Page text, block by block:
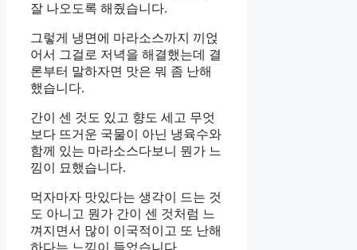
잘 나오도록 해줬습니다.
그렇게 냉면에 마라소스까지 끼얹
어서 그걸로 저녁을 해결했는데 결
론부터 말하자면 맛은 뭐 좀 난해
했습니다.
간이 센 것도 있고 향도 세고 무엇
보다 뜨거운 국물이 아닌 냉육수와
함께 있는 마라소스다보니 뭔가 느
낌이 묘했습니다.
먹자마자 맛있다는 생각이 드는 것
도 아니고 뭔가 간이 센 것처럼 느
껴지면서 많이 이국적이고 또 난해